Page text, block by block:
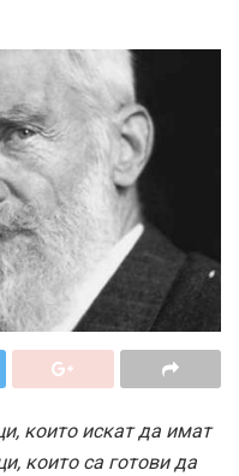
които искат да имат
които са готови да